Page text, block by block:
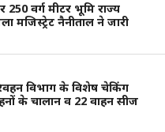
वर्ग मीटर भूमि राज्य
मजिस्ट्रेट नैनीताल ने जारी
विभाग के विशेष चेकिंग
के चालान व 22 वाहन सीज